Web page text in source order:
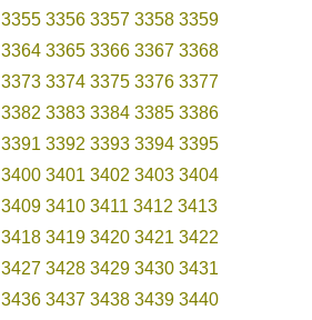
3355 3356 3357 3358 3359
3364 3365 3366 3367 3368
3373 3374 3375 3376 3377
3382 3383 3384 3385 3386
3391 3392 3393 3394 3395
3400 3401 3402 3403 3404
3409 3410 3411 3412 3413
3418 3419 3420 3421 3422
3427 3428 3429 3430 3431
3436 3437 3438 3439 3440